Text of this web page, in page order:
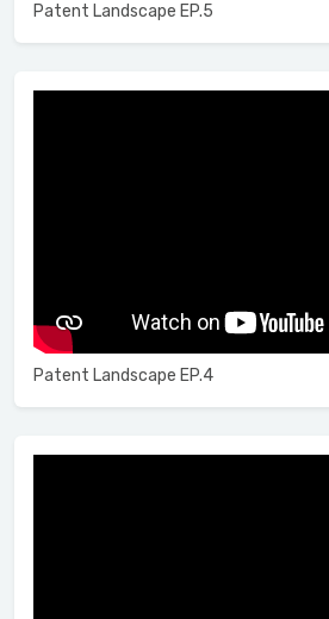
Patent Landscape EP.5
Patent Landscape EP.4